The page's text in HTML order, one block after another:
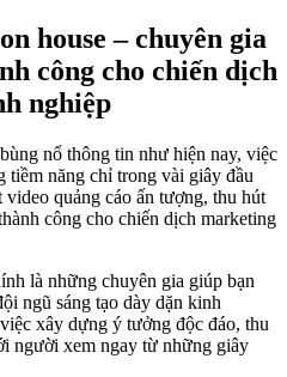
house – chuyên gia
công cho chiến dịch
nghiệp
nổ thông tin như hiện nay, việc
tiềm năng chỉ trong vài giây đầu
quảng cáo ấn tượng, thu hút
công cho chiến dịch marketing
là những chuyên gia giúp bạn
ngũ sáng tạo dày dặn kinh
xây dựng ý tưởng độc đáo, thu
người xem ngay từ những giây